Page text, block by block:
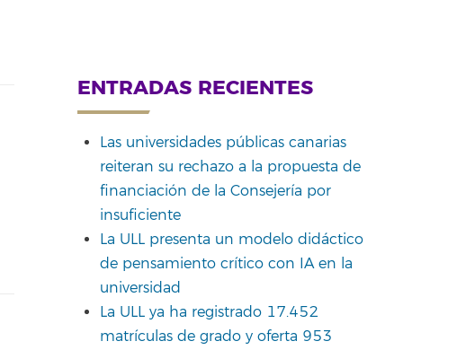
ENTRADAS RECIENTES
Las universidades públicas canarias
reiteran su rechazo a la propuesta de
financiación de la Consejería por
insuficiente
La ULL presenta un modelo didáctico
de pensamiento crítico con IA en la
universidad
La ULL ya ha registrado 17.452
matrículas de grado y oferta 953